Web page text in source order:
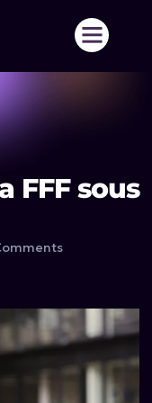
FFF sous